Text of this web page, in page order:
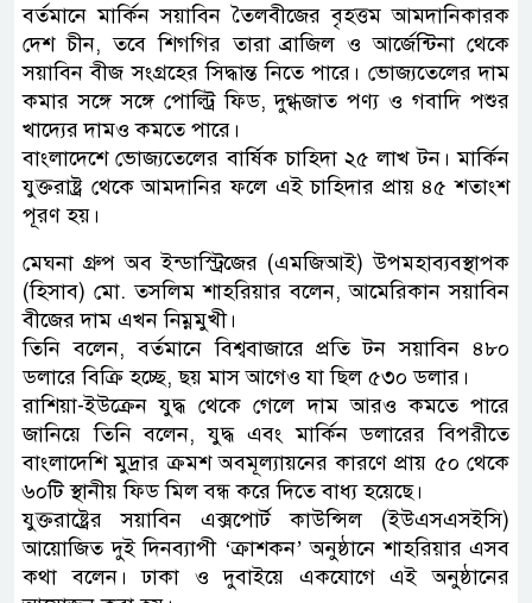
বর্তমানে মার্কিন সয়াবিন তৈলবীজের বৃহত্তম আমদানিকারক
দেশ চীন, তবে শিগগির তারা ব্রাজিল ও আর্জেন্টিনা থেকে
সয়াবিন বীজ সংগ্রহের সিদ্ধান্ত নিতে পারে। ভোজ্যতেলের দাম
কমার সঙ্গে সঙ্গে পোল্ট্রি ফিড, দুগ্ধজাত পণ্য ও গবাদি পশুর
খাদ্যের দামও কমতে পারে।
বাংলাদেশে ভোজ্যতেলের বার্ষিক চাহিদা ২৫ লাখ টন। মার্কিন
যুক্তরাষ্ট্র থেকে আমদানির ফলে এই চাহিদার প্রায় ৪৫ শতাংশ
পূরণ হয়।
মেঘনা গ্রুপ অব ইন্ডাস্ট্রিজের (এমজিআই) উপমহাব্যবস্থাপক
(হিসাব) মো. তসলিম শাহরিয়ার বলেন, আমেরিকান সয়াবিন
বীজের দাম এখন নিম্নমুখী।
তিনি বলেন, বর্তমানে বিশ্ববাজারে প্রতি টন সয়াবিন ৪৮০
ডলারে বিক্রি হচ্ছে, ছয় মাস আগেও যা ছিল ৫৩০ ডলার।
রাশিয়া-ইউক্রেন যুদ্ধ থেকে গেলে দাম আরও কমতে পারে
জানিয়ে তিনি বলেন, যুদ্ধ এবং মার্কিন ডলারের বিপরীতে
বাংলাদেশি মুদ্রার ক্রমশ অবমূল্যায়নের কারণে প্রায় ৫০ থেকে
৬০টি স্থানীয় ফিড মিল বন্ধ করে দিতে বাধ্য হয়েছে।
যুক্তরাষ্ট্রের সয়াবিন এক্সপোর্ট কাউন্সিল (ইউএসএসইসি)
আয়োজিত দুই দিনব্যাপী ‘ক্রাশকন’ অনুষ্ঠানে শাহরিয়ার এসব
কথা বলেন। ঢাকা ও দুবাইয়ে একযোগে এই অনুষ্ঠানের